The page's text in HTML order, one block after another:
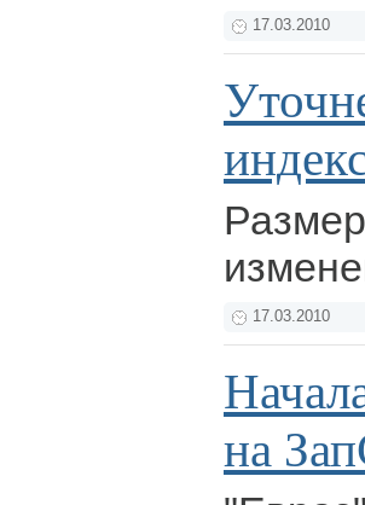
17.03.2010
17.03.2010
на